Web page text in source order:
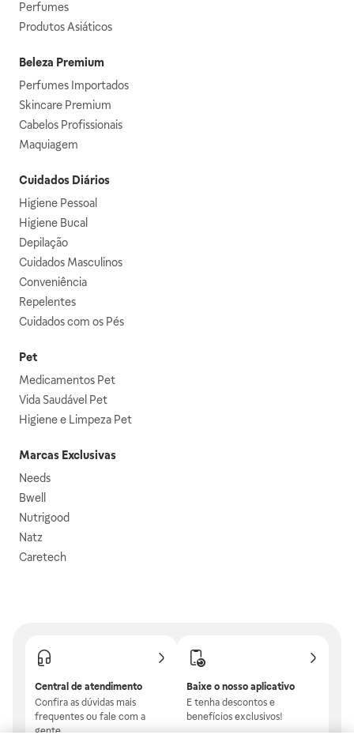
Perfumes
Produtos Asiáticos
Beleza Premium
Perfumes Importados
Skincare Premium
Cabelos Profissionais
Maquiagem
Cuidados Diários
Higiene Pessoal
Higiene Bucal
Depilação
Cuidados Masculinos
Conveniência
Repelentes
Cuidados com os Pés
Pet
Medicamentos Pet
Vida Saudável Pet
Higiene e Limpeza Pet
Marcas Exclusivas
Needs
Bwell
Nutrigood
Natz
Caretech
Central de atendimento
Confira as dúvidas mais
frequentes ou fale com a
gente.
Baixe o nosso aplicativo
E tenha descontos e
benefícios exclusivos!